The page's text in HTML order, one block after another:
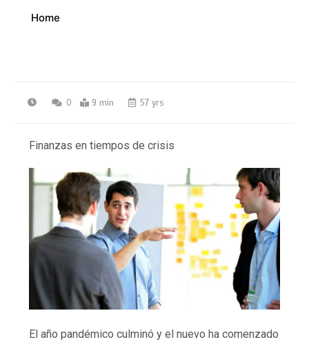
Home
0 9 min 57 yrs
Finanzas en tiempos de crisis
El año pandémico culminó y el nuevo ha comenzado